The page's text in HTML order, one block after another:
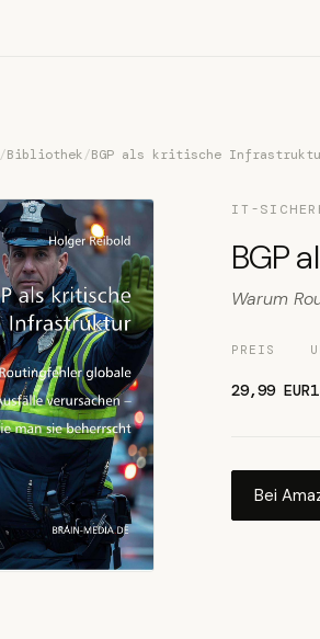
/Bibliothek/BGP als kritische
IT-
BGP
Warum
PREIS
29,99 EUR
Bei